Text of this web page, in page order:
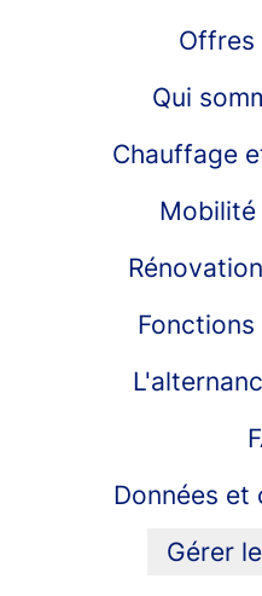
Offres
Qui
Chauffage
Données
Gérer